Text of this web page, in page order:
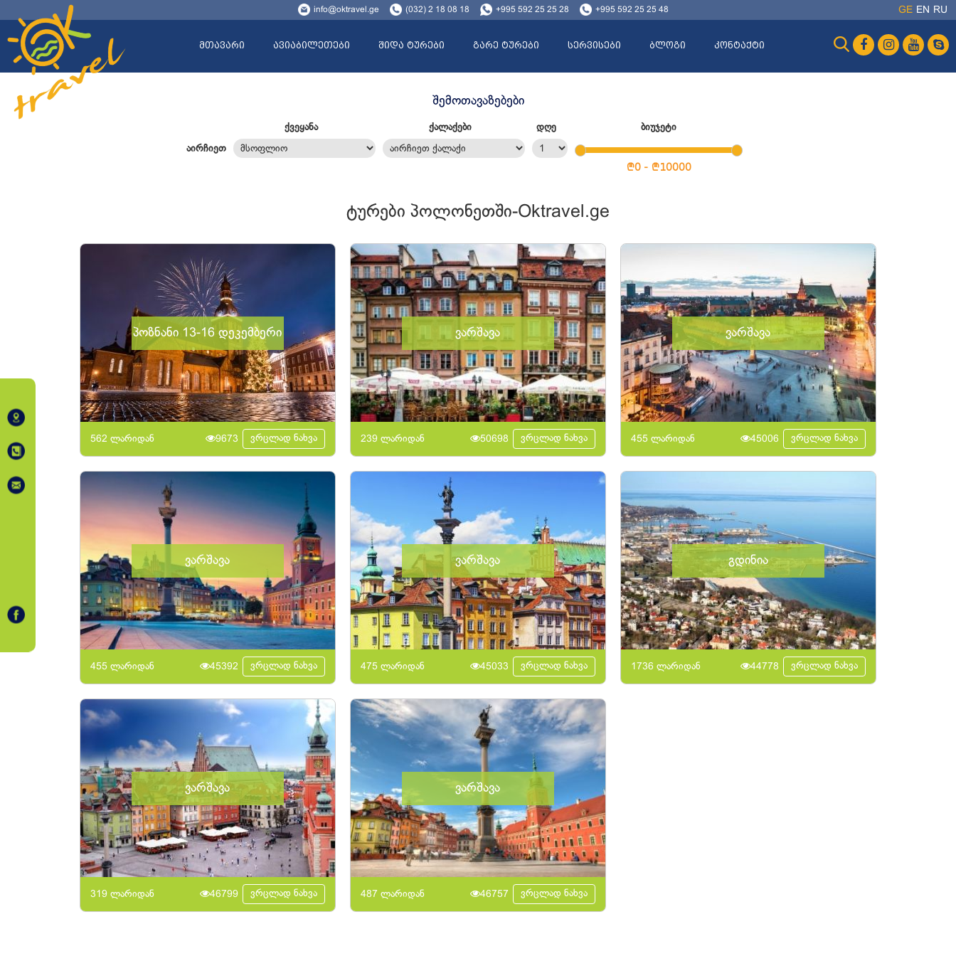
info@oktravel.ge (032) 2 18 08 18 +995 592 25 25 28 +995 592 25 25 48 GE EN RU
მთავარი ავიაბილეთები შიდა ტურები გარე ტურები სერვისები ბლოგი კონტაქტი
შემოთავაზებები
აირჩიეთ
ქვეყანა ქალაქები დღე ბიუჯეტი
ტურები პოლონეთში-Oktravel.ge
პოზნანი 13-16 დეკემბერი
562 ლარიდან 9673 ვრცლად ნახვა
ვარშავა
239 ლარიდან 50698 ვრცლად ნახვა
ვარშავა
455 ლარიდან 45006 ვრცლად ნახვა
ვარშავა
455 ლარიდან 45392 ვრცლად ნახვა
ვარშავა
475 ლარიდან 45033 ვრცლად ნახვა
გდინია
1736 ლარიდან 44778 ვრცლად ნახვა
ვარშავა
319 ლარიდან 46799 ვრცლად ნახვა
ვარშავა
487 ლარიდან 46757 ვრცლად ნახვა